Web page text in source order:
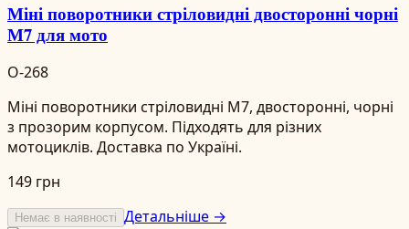
Міні поворотники стріловидні двосторонні чорні
М7 для мото
O-268
Міні поворотники стріловидні М7, двосторонні, чорні
з прозорим корпусом. Підходять для різних
мотоциклів. Доставка по Україні.
149 грн
Немає в наявності Детальніше →